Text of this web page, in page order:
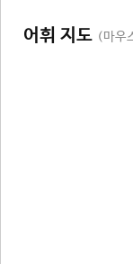
어휘 지도 (마우